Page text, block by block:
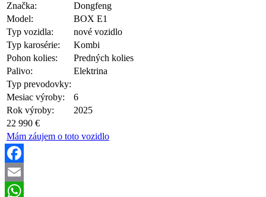
Značka:
Dongfeng
Model:
BOX E1
Typ vozidla:
nové vozidlo
Typ karosérie:
Kombi
Pohon kolies:
Predných kolies
Palivo:
Elektrina
Typ prevodovky:
Mesiac výroby:
6
Rok výroby:
2025
22 990 €
Mám záujem o toto vozidlo
Facebook
Email